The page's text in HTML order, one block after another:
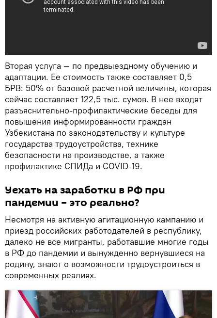
Вторая услуга — по предвыездному обучению и
адаптации. Ее стоимость также составляет 0,5
БРВ: 50% от базовой расчетной величины, которая
сейчас составляет 122,5 тыс. сумов. В нее входят
разъяснительно-профилактические беседы для
повышения информированности граждан
Узбекистана по законодательству и культуре
государства трудоустройства, технике
безопасности на производстве, а также
профилактике СПИДа и COVID-19.
Уехать на заработки в РФ при
пандемии – это реально?
Несмотря на активную агитационную кампанию и
приезд российских работодателей в республику,
далеко не все мигранты, работавшие многие годы
в РФ до пандемии и вынужденно вернувшиеся на
родину, знают о возможности трудоустроиться в
современных реалиях.